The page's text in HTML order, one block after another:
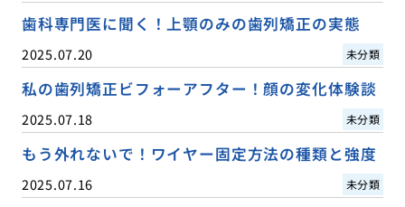
歯科専門医に聞く！上顎のみの歯列矯正の実態
2025.07.20 未分類
私の歯列矯正ビフォーアフター！顔の変化体験談
2025.07.18 未分類
もう外れないで！ワイヤー固定方法の種類と強度
2025.07.16 未分類